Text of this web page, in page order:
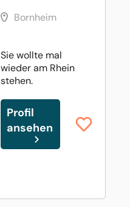
Bornheim
Sie wollte mal
wieder am Rhein
stehen.
Profil
ansehen